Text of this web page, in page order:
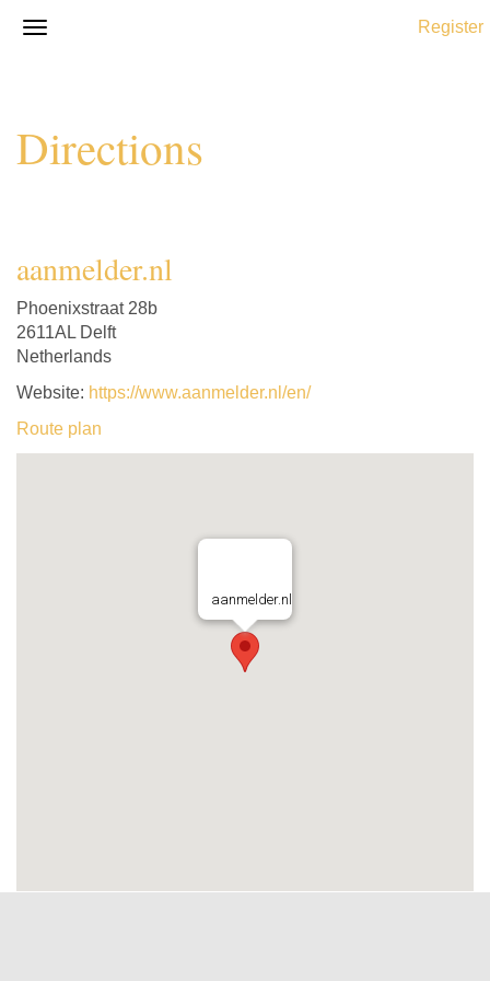
Register
Directions
aanmelder.nl
Phoenixstraat 28b
2611AL Delft
Netherlands
Website: https://www.aanmelder.nl/en/
Route plan
aanmelder.nl